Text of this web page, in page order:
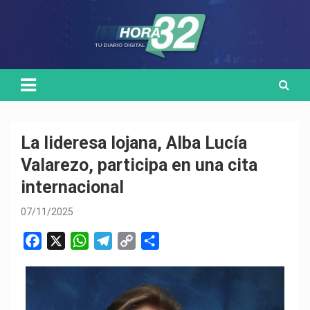
La lideresa lojana, Alba Lucía
Valarezo, participa en una cita
internacional
07/11/2025
W
e
y
p